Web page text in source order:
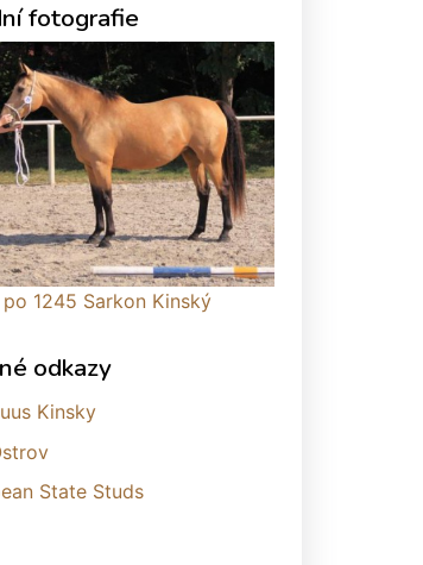
fotografie
1245 Sarkon Kinský
odkazy
Kinsky
State Studs